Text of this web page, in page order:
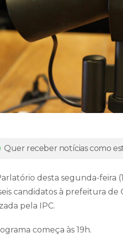
Quer receber notícias como
desta segunda-feira
candidatos à prefeitura
pela IPC.
começa às 19h.